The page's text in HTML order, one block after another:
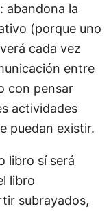
abandona la
(porque uno
cada vez
entre
con pensar
actividades
puedan existir.
libro sí será
libro
subrayados,